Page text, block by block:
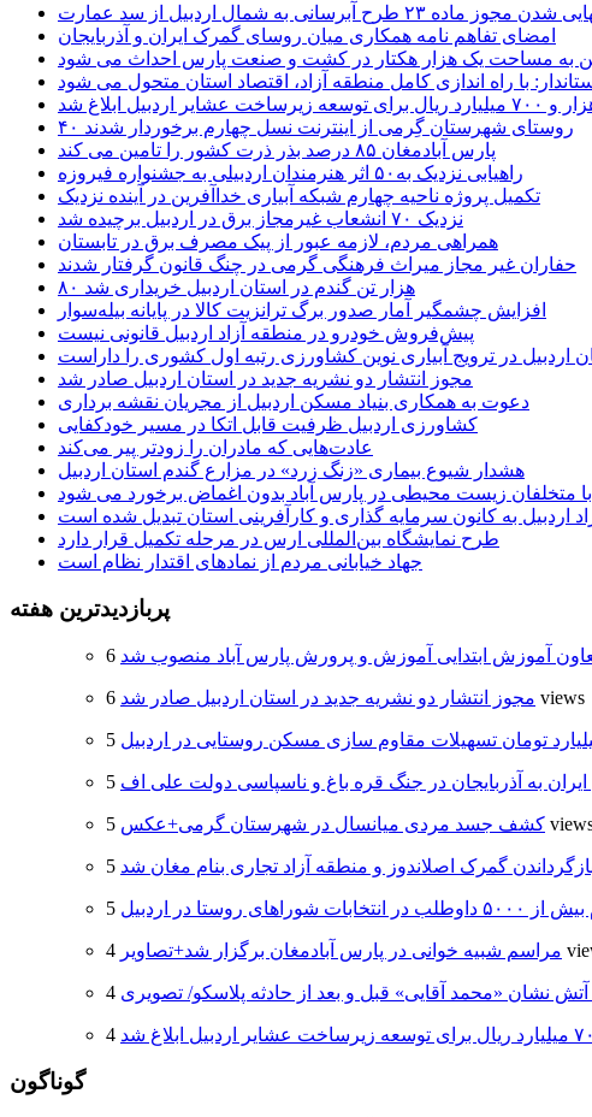
شدن مجوز ماده ۲۳ طرح آبرسانی به شمال اردبیل از سد عمارت
امضای تفاهم نامه همکاری میان روسای گمرک ایران و آذربایجان
به مساحت یک هزار هکتار در کشت و صنعت پارس احداث می شود
با راه اندازی کامل منطقه آزاد، اقتصاد استان متحول می شود
زیرساخت عشایر اردبیل ابلاغ شد
۴۰ روستای شهرستان گِرمی از اینترنت نسل چهارم برخوردار شدند
پارس آبادمغان ۸۵ درصد بذر ذرت کشور را تامین می کند
راهیابی نزدیک به۵۰ اثر هنرمندان اردبیلی به جشنواره فیروزه
تکمیل پروژه ناحیه چهارم شبکه آبیاری خداآفرین در آینده نزدیک
نزدیک ۷۰ انشعاب غیرمجاز برق در اردبیل برچیده شد
همراهی مردم، لازمه عبور از پیک مصرف برق در تابستان
حفاران غیر مجاز میراث فرهنگی گرمی در چنگ قانون گرفتار شدند
۸۰ هزار تن گندم در استان اردبیل خریداری شد
افزایش چشمگیر آمار صدور برگ ترانزیت کالا در پایانه بیله‌سوار
پیش‌فروش خودرو در منطقه آزاد اردبیل قانونی نیست
اردبیل در ترویج آبیاری نوین کشاورزی رتبه اول کشوری را داراست
مجوز انتشار دو نشریه جدید در استان اردبیل صادر شد
دعوت به همکاری بنیاد مسکن اردبیل از مجریان نقشه برداری
کشاورزی اردبیل ظرفیت قابل اتکا در مسیر خودکفایی
عادت‌هایی که مادران را زودتر پیر می‌کند
هشدار شیوع بیماری «زنگ زرد» در مزارع گندم استان اردبیل
با متخلفان زیست محیطی در پارس آباد بدون اغماض برخورد می شود
اردبیل به کانون سرمایه گذاری و کارآفرینی استان تبدیل شده است
طرح نمایشگاه بین‌المللی ارس در مرحله تکمیل قرار دارد
جهاد خیابانی مردم از نمادهای اقتدار نظام است
پربازدیدترین هفته
آموزش ابتدایی آموزش و پرورش پارس آباد منصوب شد
مجوز انتشار دو نشریه جدید در استان اردبیل صادر شد 6 views
به آذربایجان در جنگ قره باغ و ناسپاسی دولت علی اف
کشف جسد مردی میانسال در شهرستان گرمی+عکس 5
گمرک اصلاندوز و منطقه آزاد تجاری بنام مغان شد
شوراهای روستا در اردبیل
مراسم شبیه خوانی در پارس آبادمغان برگزار شد+تصاویر 4
نشان «محمد آقایی» قبل و بعد از حادثه پلاسکو/ تصویری
گوناگون